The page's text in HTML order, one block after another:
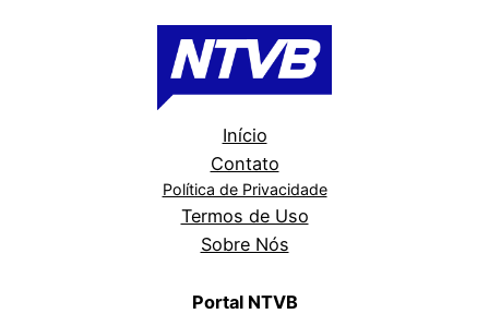
Início
Contato
Política de Privacidade
Termos de Uso
Sobre Nós
Portal NTVB